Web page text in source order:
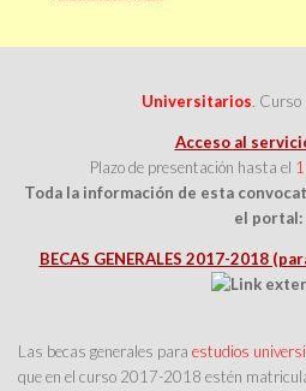
Universitarios .
Acceso al
Plazo de presentación hasta el
Toda la información de esta
el portal:
BECAS GENERALES 2017-2018
Las becas generales para estudios
que en el curso 2017-2018 estén